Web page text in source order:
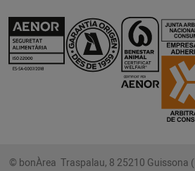
© bonÀrea Traspalau, 8 25210 Guissona